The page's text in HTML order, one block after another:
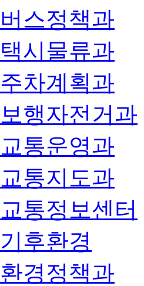
버스정책과
택시물류과
주차계획과
보행자전거과
교통운영과
교통지도과
교통정보센터
기후환경
환경정책과